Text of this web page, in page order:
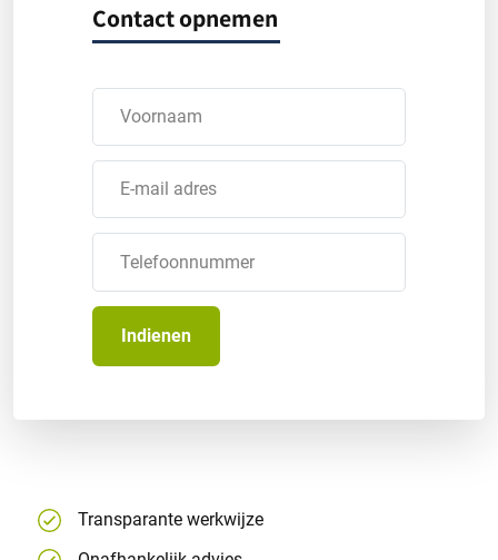
Contact opnemen
Transparante werkwijze